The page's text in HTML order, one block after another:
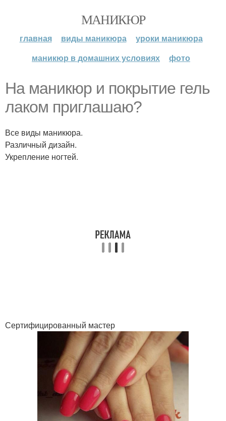
МАНИКЮР
главная виды маникюра
уроки маникюра
маникюр в домашних условиях
фото
На маникюр и покрытие гель
лаком приглашаю?
Все виды маникюра.
Различный дизайн.
Укрепление ногтей.
Сертифицированный мастер